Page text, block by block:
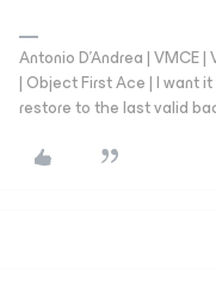
Antonio D'Andrea | VMCE
| Object First Ace | I want
restore to the last valid